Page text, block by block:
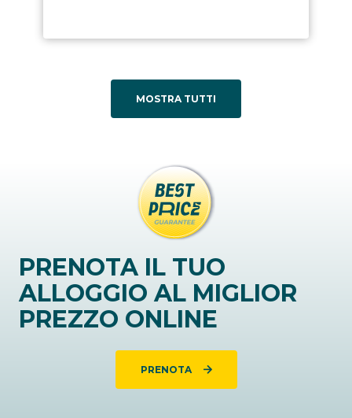
MOSTRA TUTTI
PRENOTA IL TUO
ALLOGGIO AL MIGLIOR
PREZZO ONLINE
PRENOTA